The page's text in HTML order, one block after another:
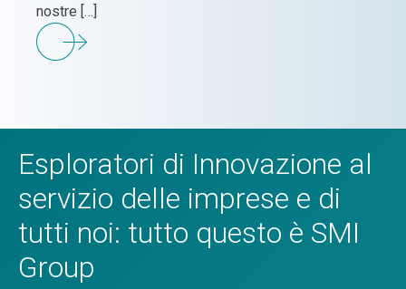
nostre […]
Esploratori di Innovazione al
servizio delle imprese e di
tutti noi: tutto questo è SMI
Group